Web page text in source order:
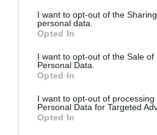
I want to opt-out of the
personal data.
Opted In
I want to opt-out of the Sale of
Personal Data.
Opted In
I want to opt-out of processing
Personal Data for Targeted
Opted In
Η μακρά λίστα με
τις υποψηφιότητες
Booker 2026